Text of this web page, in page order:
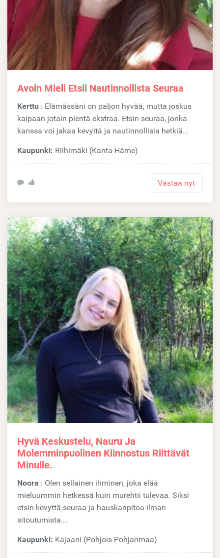
Avoin Mieli Etsii Nautinnollista Seuraa
Kerttu : Elämässäni on paljon hyvää, mutta joskus
kaipaan jotain pientä ekstraa. Etsin seuraa, jonka
kanssa voi jakaa kevyitä ja nautinnollisia hetkiä...
Kaupunki: Riihimäki (Kanta-Häme)
Vastaa nyt
Hyvä Keskustelu, Nauru Ja
Molemminpuolinen Kiinnostus Riittävät
Minulle.
Noora : Olen sellainen ihminen, joka elää
mieluummin hetkessä kuin murehtii tulevaa. Siksi
etsin kevyttä seuraa ja hauskanpitoa ilman
sitoutumista....
Kaupunki: Kajaani (Pohjois-Pohjanmaa)